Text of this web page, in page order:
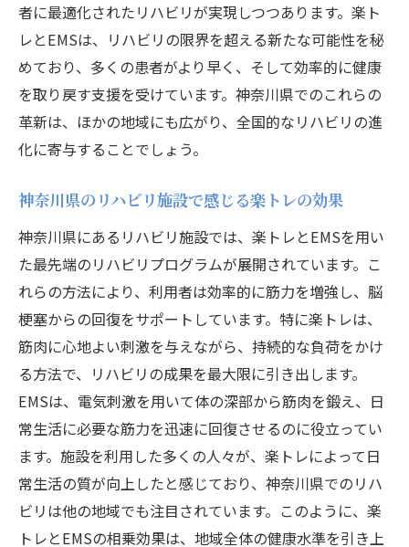
者に最適化されたリハビリが実現しつつあります。楽ト
レとEMSは、リハビリの限界を超える新たな可能性を秘
めており、多くの患者がより早く、そして効率的に健康
を取り戻す支援を受けています。神奈川県でのこれらの
革新は、ほかの地域にも広がり、全国的なリハビリの進
化に寄与することでしょう。
神奈川県のリハビリ施設で感じる楽トレの効果
神奈川県にあるリハビリ施設では、楽トレとEMSを用い
た最先端のリハビリプログラムが展開されています。こ
れらの方法により、利用者は効率的に筋力を増強し、脳
梗塞からの回復をサポートしています。特に楽トレは、
筋肉に心地よい刺激を与えながら、持続的な負荷をかけ
る方法で、リハビリの成果を最大限に引き出します。
EMSは、電気刺激を用いて体の深部から筋肉を鍛え、日
常生活に必要な筋力を迅速に回復させるのに役立ってい
ます。施設を利用した多くの人々が、楽トレによって日
常生活の質が向上したと感じており、神奈川県でのリハ
ビリは他の地域でも注目されています。このように、楽
トレとEMSの相乗効果は、地域全体の健康水準を引き上